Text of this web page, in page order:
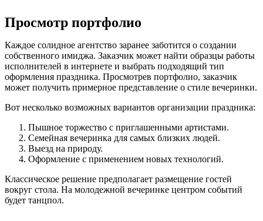
Просмотр портфолио
Каждое солидное агентство заранее заботится о создании
собственного имиджа. Заказчик может найти образцы работы
исполнителей в интернете и выбрать подходящий тип
оформления праздника. Просмотрев портфолио, заказчик
может получить примерное представление о стиле вечеринки.
Вот несколько возможных вариантов организации праздника:
Пышное торжество с приглашенными артистами.
Семейная вечеринка для самых близких людей.
Выезд на природу.
Оформление с применением новых технологий.
Классическое решение предполагает размещение гостей
вокруг стола. На молодежной вечеринке центром событий
будет танцпол.